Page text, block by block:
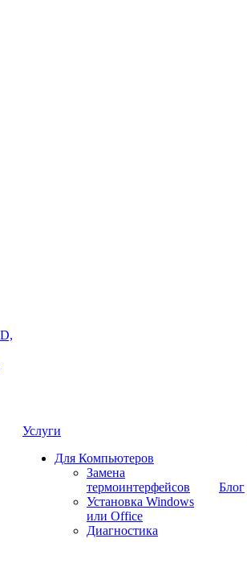
Услуги
Для Компьютеров
Замена
термоинтерфейсов
Установка Windows
или Office
Диагностика
Блог